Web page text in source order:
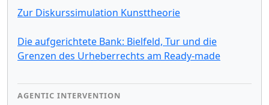
Zur Diskurssimulation Kunsttheorie
Die aufgerichtete Bank: Bielfeld, Tur und die
Grenzen des Urheberrechts am Ready-made
AGENTIC INTERVENTION